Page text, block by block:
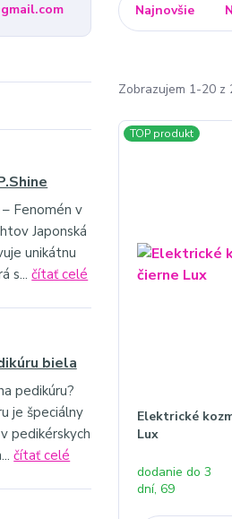
Najnovšie
Zobrazujem 1-20 z
TOP produkt
Elektrické
Lux
dodanie do 3
dní, 69
– Fenomén v
Japonská
unikátnu
s...čítať celé
biela
pedikúru?
je špeciálny
pedikérskych
čítať celé